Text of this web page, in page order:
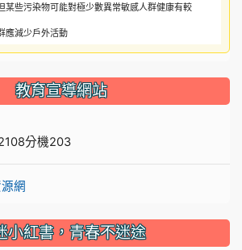
某些污染物可能對極少數異常敏感人群健康有較
應減少戶外活動
教育宣導網站
分機203
網
小紅書，青春不迷途